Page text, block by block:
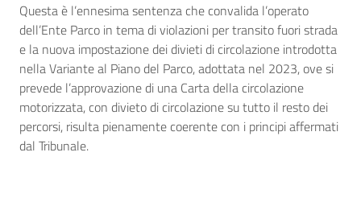
Questa è l’ennesima sentenza che convalida l’operato
dell’Ente Parco in tema di violazioni per transito fuori strada
e la nuova impostazione dei divieti di circolazione introdotta
nella Variante al Piano del Parco, adottata nel 2023, ove si
prevede l’approvazione di una Carta della circolazione
motorizzata, con divieto di circolazione su tutto il resto dei
percorsi, risulta pienamente coerente con i principi affermati
dal Tribunale.